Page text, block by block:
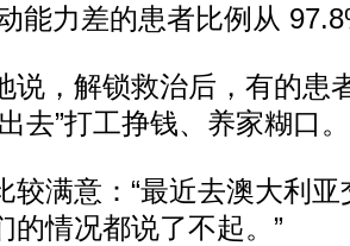
能力差的患者比例从
，解锁救治后，有的患
去”打工挣钱、养家糊口。
满意：“最近去澳大利亚
的情况都说了不起。”